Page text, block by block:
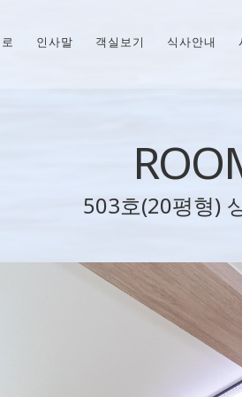
인사말 객실보기 식사안내
503호(20평형)